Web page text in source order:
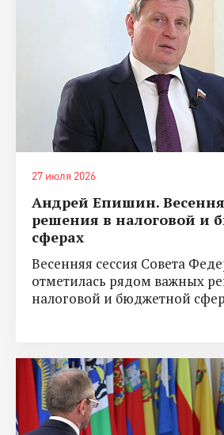
27 июля 2026
Андрей Епишин.
решения в налоговой и
сферах
Весенняя сессия Совета
отметилась рядом важных
налоговой и бюджетной